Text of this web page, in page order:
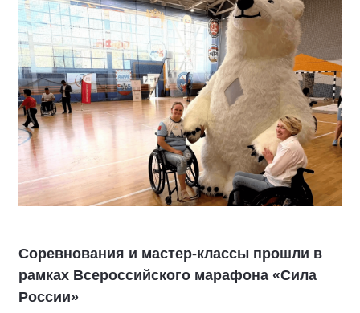
Соревнования и мастер-классы прошли в
рамках Всероссийского марафона «Сила
России»